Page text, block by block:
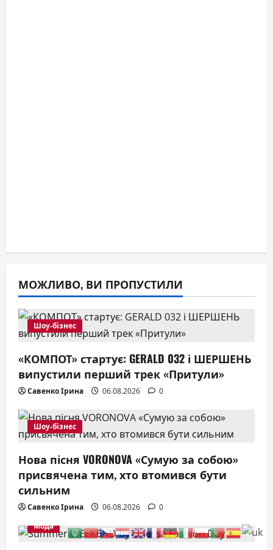
МОЖЛИВО, ВИ ПРОПУСТИЛИ
Шоу-бізнес
«КОМПОТ» стартує: GERALD 032 і ШЕРШЕНЬ
випустили перший трек «Притули»
Савенко Ірина 06.08.2026 0
Шоу-бізнес
Нова пісня VORONOVA «Сумую за собою»
присвячена тим, хто втомився бути
сильним
Савенко Ірина 06.08.2026
0
Мода